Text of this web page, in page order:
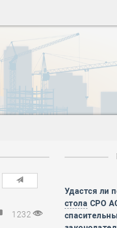
День Государственного
-День знаний
День сотрудника органов
День полного освобождения
Весны и Труда
Победы!
День Государственного
День сотрудника органов
День полного освобождения
Весны и Труда
1232
Удастся ли
стола СРО